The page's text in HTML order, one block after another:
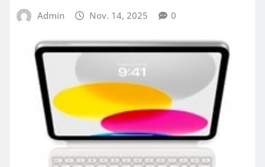
Admin Nov. 14, 2025 0